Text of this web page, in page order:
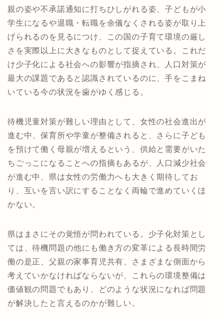
親の姿や不承諾通知に打ちひしがれる姿、子どもが小
学生になるや退職・転職を余儀なくされる姿が取り上
げられるのを見るにつけ、この国の子育て環境の厳し
さを実際以上に大きなものとして捉えている。これだ
け少子化による社会への影響が指摘され、人口対策が
最大の課題であると認識されているのに、手をこまね
いている今の状況を歯がゆく感じる。
待機児童対策が難しい理由として、女性の社会進出が
進む中、保育所や学童が整備されると、さらに子ども
を預けて働く母親が増えるという、供給と需要がいた
ちごっこになることへの指摘もあるが、人口減少社会
が進む中、県は女性の労働力へも大きく期待してお
り、互いを言い訳にすることなく両輪で進めていくほ
かない。
県はまさにその覚悟が問われている。少子化対策とし
ては、待機問題の他にも働き方の変革による長時間労
働の是正、父親の家事育児共有、さまざまな側面から
考えていかなければならないが、これらの環境整備は
価値観の問題でもあり、どのような状況になれば問題
が解決したと言えるのかが難しい。